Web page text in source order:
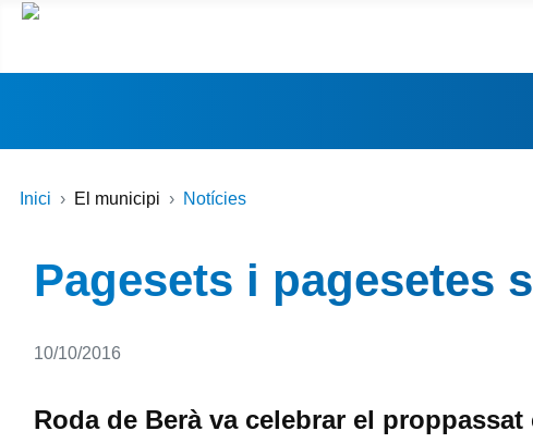
Inici El municipi Notícies
Pagesets i pagesetes
Detalls
10/10/2016
Roda de Berà va celebrar el